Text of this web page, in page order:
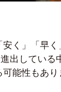
く」「早く
出している
可能性もあり